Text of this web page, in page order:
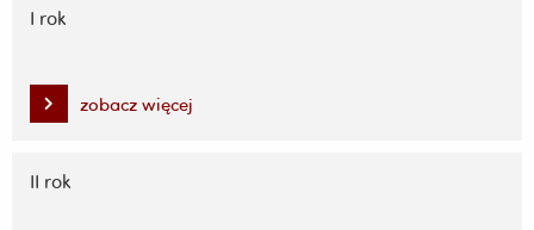
nawigację
treści
I rok
zobacz więcej
II rok